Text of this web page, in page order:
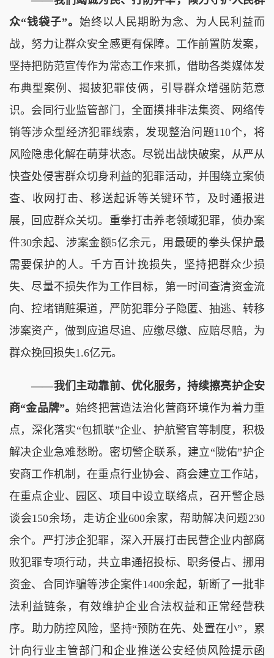
众“钱袋子”。 始终以人民期盼为念、为人民利益而
战，努力让群众安全感更有保障。工作前置防发案，
坚持把防范宣传作为常态工作来抓，借助各类媒体发
布典型案例、揭披犯罪伎俩，引导群众增强防范意
识。会同行业监管部门，全面摸排非法集资、网络传
销等涉众型经济犯罪线索，发现整治问题110个，将
风险隐患化解在萌芽状态。尽锐出战快破案，从严从
快查处侵害群众切身利益的犯罪活动，并围绕立案侦
查、收网打击、移送起诉等关键环节，及时通报进
展，回应群众关切。重拳打击养老领域犯罪，侦办案
件30余起、涉案金额5亿余元，用最硬的拳头保护最
需要保护的人。千方百计挽损失，坚持把群众少损
失、尽量不损失作为工作目标，第一时间查清资金流
向、控堵销赃渠道，严防犯罪分子隐匿、抽逃、转移
涉案资产，做到应追尽追、应缴尽缴、应赔尽赔，为
群众挽回损失1.6亿元。
——我们主动靠前、优化服务，持续擦亮护企安
商“金品牌”。始终把营造法治化营商环境作为着力重
点，深化落实“包抓联”企业、护航警官等制度，积极
解决企业急难愁盼。密切警企联系，建立“陇佑”护企
安商工作机制，在重点行业协会、商会建立工作站，
在重点企业、园区、项目中设立联络点，召开警企恳
谈会150余场，走访企业600余家，帮助解决问题230
余个。严打涉企犯罪，深入开展打击民营企业内部腐
败犯罪专项行动，共立串通招投标、职务侵占、挪用
资金、合同诈骗等涉企案件1400余起，斩断了一批非
法利益链条，有效维护企业合法权益和正常经营秩
序。助力防控风险，坚持“预防在先、处置在小”，累
计向行业主管部门和企业推送公安经侦风险提示函